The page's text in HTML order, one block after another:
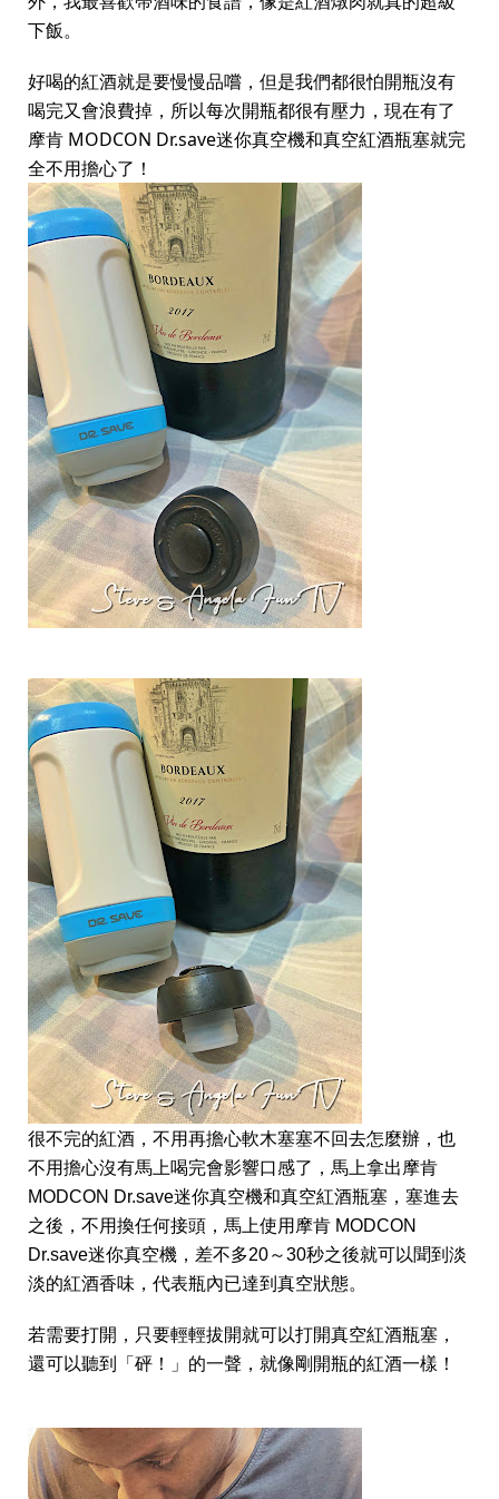
下飯。
好喝的紅酒就是要慢慢品嚐，但是我們都很怕開瓶沒有
喝完又會浪費掉，所以每次開瓶都很有壓力，現在有了
摩肯 MODCON Dr.save迷你真空機和真空紅酒瓶塞就完
全不用擔心了！
很不完的紅酒，不用再擔心軟木塞塞不回去怎麼辦，也
不用擔心沒有馬上喝完會影響口感了，馬上拿出摩肯
MODCON Dr.save迷你真空機和真空紅酒瓶塞，塞進去
之後，不用換任何接頭，馬上使用摩肯 MODCON
Dr.save迷你真空機，差不多20～30秒之後就可以聞到淡
淡的紅酒香味，代表瓶內已達到真空狀態。
若需要打開，只要輕輕拔開就可以打開真空紅酒瓶塞，
還可以聽到「砰！」的一聲，就像剛開瓶的紅酒一樣！